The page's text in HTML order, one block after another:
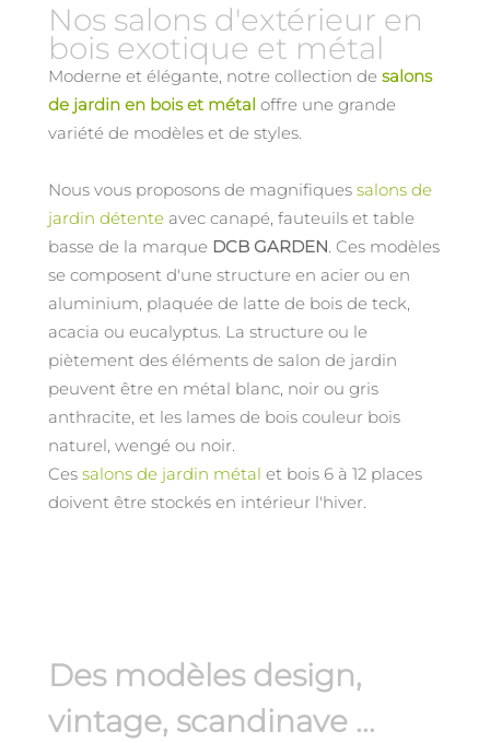
Nos salons d'extérieur en
bois exotique et métal
Moderne et élégante, notre collection de salons
de jardin en bois et métal offre une grande
variété de modèles et de styles.
Nous vous proposons de magnifiques salons de
jardin détente avec canapé, fauteuils et table
basse de la marque DCB GARDEN. Ces modèles
se composent d'une structure en acier ou en
aluminium, plaquée de latte de bois de teck,
acacia ou eucalyptus. La structure ou le
piètement des éléments de salon de jardin
peuvent être en métal blanc, noir ou gris
anthracite, et les lames de bois couleur bois
naturel, wengé ou noir.
Ces salons de jardin métal et bois 6 à 12 places
doivent être stockés en intérieur l'hiver.
Des modèles design,
vintage, scandinave ...